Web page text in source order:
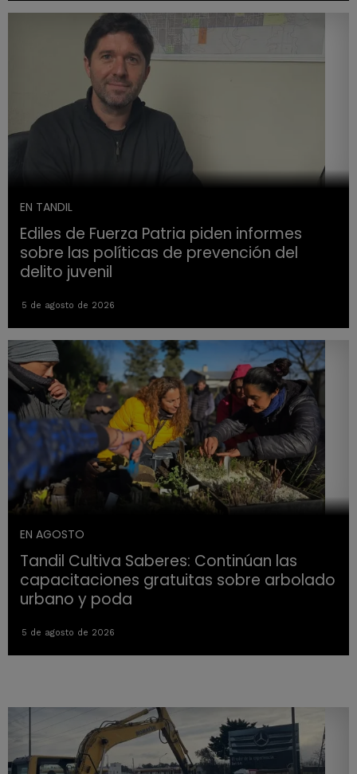
EN TANDIL
Ediles de Fuerza Patria piden informes
sobre las políticas de prevención del
delito juvenil
5 de agosto de 2026
EN AGOSTO
Tandil Cultiva Saberes: Continúan las
capacitaciones gratuitas sobre arbolado
urbano y poda
5 de agosto de 2026